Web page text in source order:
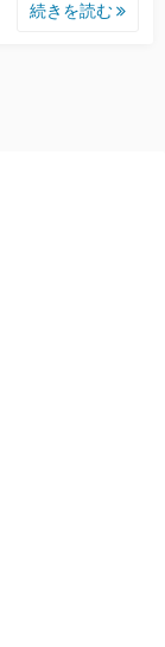
続きを読む